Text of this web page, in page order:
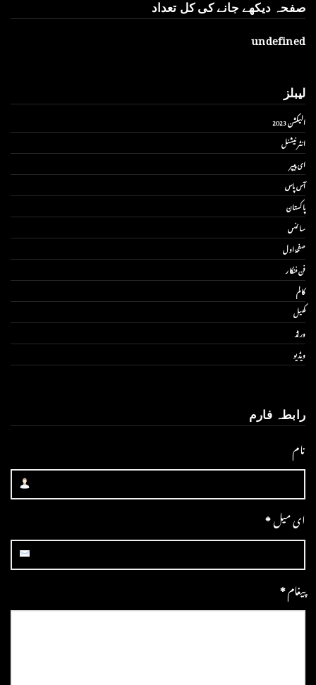
صفحہ دیکھے جانے کی کل تعداد
undefined
لیبلز
الیکشن 2023
انٹر نیشنل
ای پیپر
آس پاس
پاکستان
سائنس
صفحۂ اول
فن فنکار
کالم
کھیل
ورلڈ
ویڈیو
رابطہ فارم
نام
ای میل*
پیغام*